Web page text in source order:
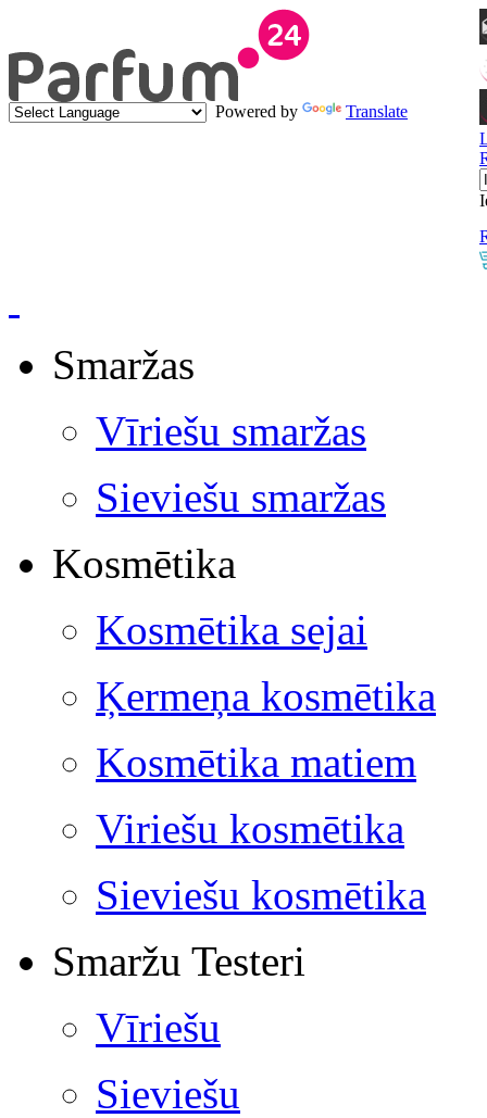
Powered by
Translate
Smaržas
Vīriešu smaržas
Sieviešu smaržas
Kosmētika
Kosmētika sejai
Ķermeņa kosmētika
Kosmētika matiem
Viriešu kosmētika
Sieviešu kosmētika
Smaržu Testeri
Vīriešu
Sieviešu